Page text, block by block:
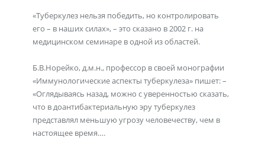
«Туберкулез нельзя победить, но контролировать
его – в наших силах», – это сказано в 2002 г. на
медицинском семинаре в одной из областей.
Б.В.Норейко, д.м.н., профессор в своей монографии
«Иммунологические аспекты туберкулеза» пишет: –
«Оглядываясь назад, можно с уверенностью сказать,
что в доантибактериальную эру туберкулез
представлял меньшую угрозу человечеству, чем в
настоящее время….